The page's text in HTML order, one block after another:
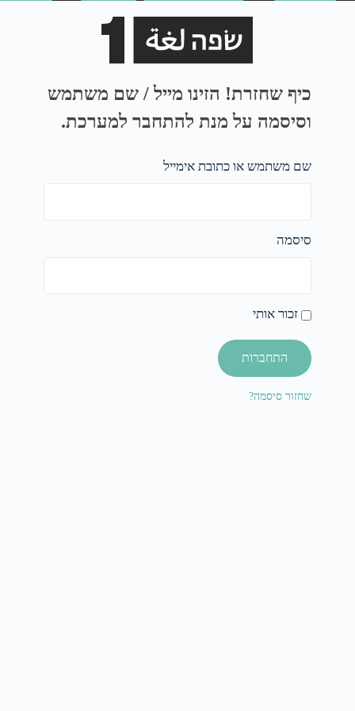
כיף שחזרת! הזינו מייל / שם משתמש
וסיסמה על מנת להתחבר למערכת.
שם משתמש או כתובת אימייל
סיסמה
זכור אותי
התחברות
שחזור סיסמה?